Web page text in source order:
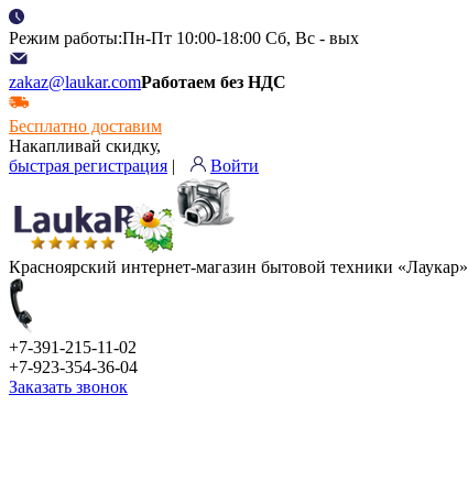
Режим работы:Пн-Пт 10:00-18:00 Сб, Вс - вых
zakaz@laukar.comРаботаем без НДС
Бесплатно доставим
Накапливай скидку,
быстрая регистрация | Войти
Красноярский интернет-магазин бытовой техники «Лаукар»
+7-391-215-11-02
+7-923-354-36-04
Заказать звонок